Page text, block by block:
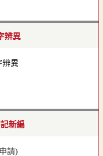
辨異
新編
申請)